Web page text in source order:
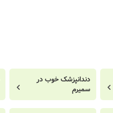
دندانپزشک خوب در
سمیرم